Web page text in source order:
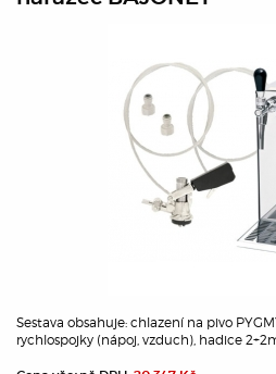
Sestava obsahuje: chlazení na pivo
rychlospojky (nápoj, vzduch), hadice